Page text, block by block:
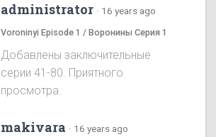
administrator · 16 years ago
Voroninyi Episode 1 / Воронины Серия 1
Добавлены заключительные
серии 41-80. Приятного
просмотра.
makivara · 16 years ago